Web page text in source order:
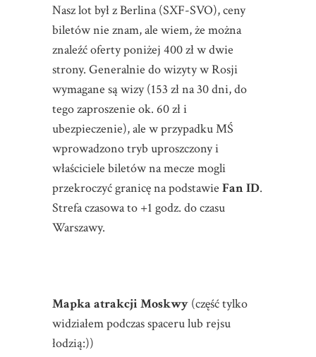
Nasz lot był z Berlina (SXF-SVO), ceny
biletów nie znam, ale wiem, że można
znaleźć oferty poniżej 400 zł w dwie
strony. Generalnie do wizyty w Rosji
wymagane są wizy (153 zł na 30 dni, do
tego zaproszenie ok. 60 zł i
ubezpieczenie), ale w przypadku MŚ
wprowadzono tryb uproszczony i
właściciele biletów na mecze mogli
przekroczyć granicę na podstawie Fan ID.
Strefa czasowa to +1 godz. do czasu
Warszawy.
Mapka atrakcji Moskwy (część tylko
widziałem podczas spaceru lub rejsu
łodzią:))